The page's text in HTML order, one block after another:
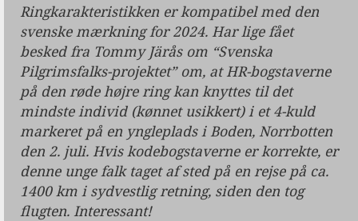
Ringkarakteristikken er kompatibel med den
svenske mærkning for 2024. Har lige fået
besked fra Tommy Järås om “Svenska
Pilgrimsfalks-projektet” om, at HR-bogstaverne
på den røde højre ring kan knyttes til det
mindste individ (kønnet usikkert) i et 4-kuld
markeret på en yngleplads i Boden, Norrbotten
den 2. juli. Hvis kodebogstaverne er korrekte, er
denne unge falk taget af sted på en rejse på ca.
1400 km i sydvestlig retning, siden den tog
flugten. Interessant!